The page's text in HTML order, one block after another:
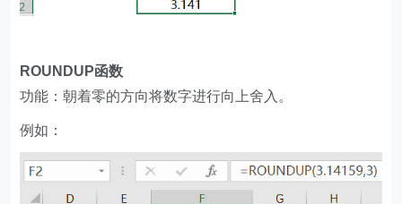
ROUNDUP函数
功能：朝着零的方向将数字进行向上舍入。
例如：